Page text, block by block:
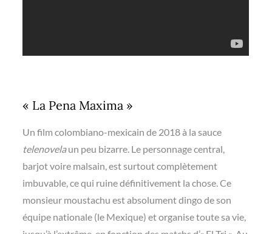
« La Pena Maxima »
Un film colombiano-mexicain de 2018 à la sauce
telenovelaun peu bizarre. Le personnage central,
barjot voire malsain, est surtout complètement
imbuvable, ce qui ruine définitivement la chose. Ce
monsieur moustachu est absolument dingo de son
équipe nationale (le Mexique) et organise toute sa vie,